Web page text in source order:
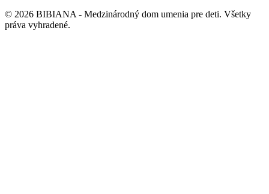
© 2026 BIBIANA - Medzinárodný dom umenia pre deti. Všetky
práva vyhradené.